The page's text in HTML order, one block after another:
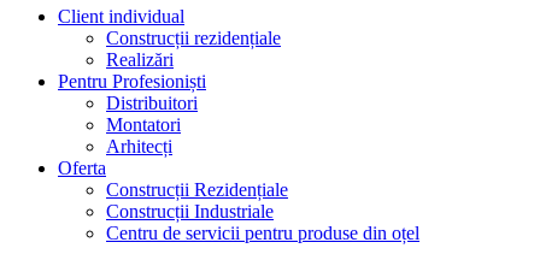
Client individual
Construcții rezidențiale
Realizări
Pentru Profesioniști
Distribuitori
Montatori
Arhitecți
Oferta
Construcții Rezidențiale
Construcții Industriale
Centru de servicii pentru produse din oțel